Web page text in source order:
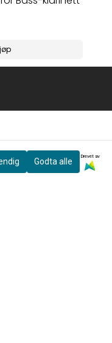
Godta alle
Drevet av